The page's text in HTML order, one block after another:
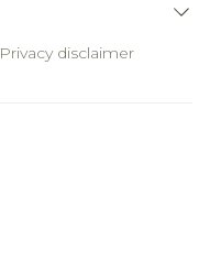
Privacy disclaimer